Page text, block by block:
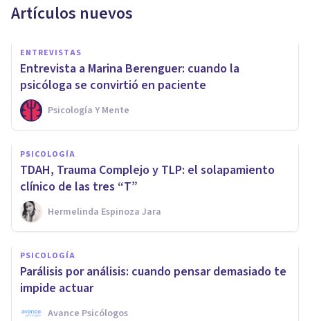
Artículos nuevos
ENTREVISTAS
Entrevista a Marina Berenguer: cuando la
psicóloga se convirtió en paciente
Psicología Y Mente
PSICOLOGÍA
TDAH, Trauma Complejo y TLP: el solapamiento
clínico de las tres “T”
Hermelinda Espinoza Jara
PSICOLOGÍA
Parálisis por análisis: cuando pensar demasiado te
impide actuar
Avance Psicólogos